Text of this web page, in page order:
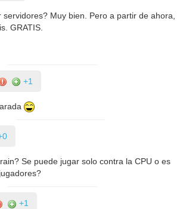
Muy bien. Pero a partir de ahora,
GRATIS.
+1
Se puede jugar solo contra la CPU o es
+1